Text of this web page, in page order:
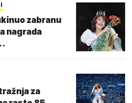
zabranu
za